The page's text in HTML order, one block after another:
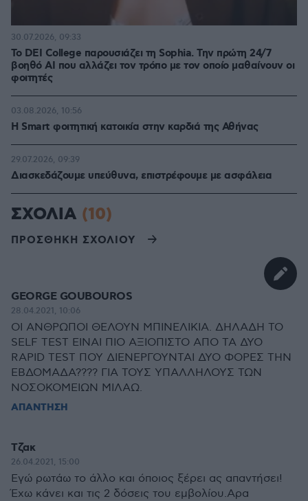
Το DEI College παρουσιάζει τη Sophia. Την πρώτη 24/7
βοηθό AI που αλλάζει τον τρόπο με τον οποίο μαθαίνουν οι
φοιτητές
30.07.2026, 09:33
Η Smart φοιτητική κατοικία στην καρδιά της Αθήνας
03.08.2026, 10:56
Διασκεδάζουμε υπεύθυνα, επιστρέφουμε με ασφάλεια
29.07.2026, 09:39
ΣΧΟΛΙΑ (10)
ΠΡΟΣΘΗΚΗ ΣΧΟΛΙΟΥ
GEORGE GOUBOUROS
28.04.2021, 10:06
ΟΙ ΑΝΘΡΩΠΟΙ ΘΕΛΟΥΝ ΜΠΙΝΕΛΙΚΙΑ. ΔΗΛΑΔΗ ΤΟ
SELF TEST ΕΙΝΑΙ ΠΙΟ ΑΞΙΟΠΙΣΤΟ ΑΠΟ ΤΑ ΔΥΟ
RAPID TEST ΠΟΥ ΔΙΕΝΕΡΓΟΥΝΤΑΙ ΔΥΟ ΦΟΡΕΣ ΤΗΝ
ΕΒΔΟΜΑΔΑ???? ΓΙΑ ΤΟΥΣ ΥΠΑΛΛΗΛΟΥΣ ΤΩΝ
ΝΟΣΟΚΟΜΕΙΩΝ ΜΙΛΑΩ.
ΑΠΑΝΤΗΣΗ
Τζακ
26.04.2021, 15:00
Εγώ ρωτάω το άλλο και όποιος ξέρει ας απαντήσει!
Έχω κάνει και τις 2 δόσεις του εμβολίου.Αρα